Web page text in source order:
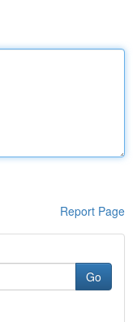
Report Page
Go